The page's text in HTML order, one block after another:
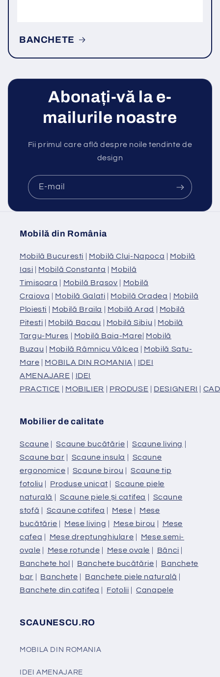
BANCHETE
Abonați-vă la e-
mailurile noastre
Fii primul care află despre noile tendinte de
design
E-mail
Mobilă din România
Mobilă Bucuresti | Mobilă Cluj-Napoca | Mobilă
Iasi | Mobilă Constanta | Mobilă
Timisoara | Mobilă Brasov | Mobilă
Craiova | Mobilă Galati | Mobilă Oradea | Mobilă
Ploiesti | Mobilă Braila | Mobilă Arad | Mobilă
Pitesti | Mobilă Bacau | Mobilă Sibiu | Mobilă
Targu-Mures | Mobilă Baia-Mare| Mobilă
Buzau | Mobilă Râmnicu Vâlcea | Mobilă Satu-
Mare | MOBILA DIN ROMANIA | IDEI
AMENAJARE | IDEI
PRACTICE | MOBILIER | PRODUSE | DESIGNERI |
Mobilier de calitate
Scaune |Scaune bucătărie | Scaune living |
Scaune bar | Scaune insula | Scaune
ergonomice | Scaune birou | Scaune tip
fotoliu | Produse unicat |Scaune piele
naturală | Scaune piele și catifea | Scaune
stofă | Scaune catifea | Mese | Mese
bucătărie | Mese living | Mese birou | Mese
cafea | Mese dreptunghiulare | Mese semi-
ovale | Mese rotunde | Mese ovale | Bănci |
Banchete hol | Banchete bucătărie | Banchete
bar | Banchete | Banchete piele naturală |
Banchete din catifea | Fotolii |Canapele
SCAUNESCU.RO
MOBILA DIN ROMANIA
IDEI AMENAJARE